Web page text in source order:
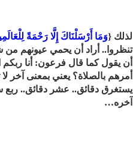
لذلك {وَمَا أَرْسَلْنَاكَ إِلَّا رَحْمَةً
تنظروا.. أراد أن يحمي عيونهم
أن يقول كما قال فرعون: أنا ربكم
أمرهم بالصلاة؟ يعني بمعنى
يستغرق دقائق.. عشر دقائق..
آخره…